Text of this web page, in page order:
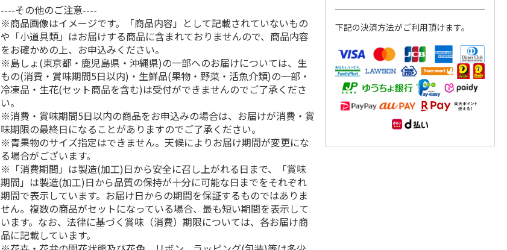
----その他のご注意----
※商品画像はイメージです。「商品内容」として記載されていないもの
や「小道具類」はお届けする商品に含まれておりませんので、商品内容
をお確かめの上、お申込みください。
※島しょ(東京都・鹿児島県・沖縄県)の一部へのお届けについては、生
もの(消費・賞味期間5日以内)・生鮮品(果物・野菜・活魚介類)の一部・
冷凍品・生花(セット商品を含む)は受付ができませんのでご了承くださ
い。
※消費・賞味期間5日以内の商品をお申込みの場合は、お届けが消費・賞
味期限の最終日になることがありますのでご了承ください。
※青果物のサイズ指定はできません。天候によりお届け期間が変更にな
る場合がございます。
※「消費期間」は製造(加工)日から安全に召し上がれる日まで、「賞味
期間」は製造(加工)日から品質の保持が十分に可能な日までをそれぞれ
期間で表示しています。お届け日からの期間を保証するものではありま
せん。複数の商品がセットになっている場合、最も短い期間を表示して
います。なお、法律に基づく賞味（消費）期限については、各お届け商
品に記載しています。
下記の決済方法がご利用頂けます。